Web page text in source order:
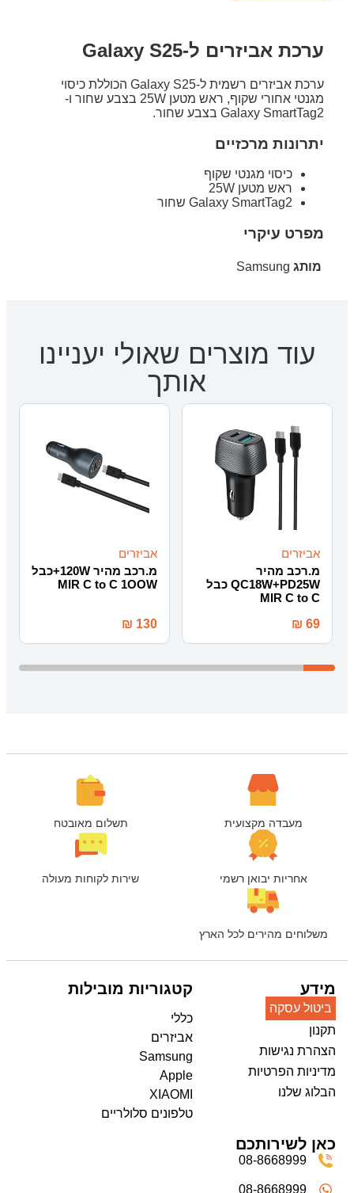
ערכת אביזרים ל-Galaxy S25
ערכת אביזרים רשמית ל-Galaxy S25 הכוללת כיסוי
מגנטי אחורי שקוף, ראש מטען 25W בצבע שחור ו-
Galaxy SmartTag2 בצבע שחור.
יתרונות מרכזיים
כיסוי מגנטי שקוף
ראש מטען 25W
Galaxy SmartTag2 שחור
מפרט עיקרי
מותג Samsung
עוד מוצרים שאולי יעניינו
אותך
אביזרים
מ.רכב מהיר
QC18W+PD25W כבל
MIR C to C
₪ 69
אביזרים
מ.רכב מהיר 120W+כבל
MIR C to C 1OOW
₪ 130
מעבדה מקצועית תשלום מאובטח
אחריות יבואן רשמי שירות לקוחות מעולה
משלוחים מהירים לכל הארץ
מידע
ביטול עסקה
תקנון
הצהרת נגישות
מדיניות הפרטיות
הבלוג שלנו
קטגוריות מובילות
כללי
אביזרים
Samsung
Apple
XIAOMI
טלפונים סלולריים
כאן לשירותכם
08-8668999
08-8668999